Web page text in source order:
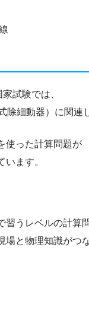
試験では、
除細動器）に関連
使った計算問題が
います。
習うレベルの計算
場と物理知識がつ